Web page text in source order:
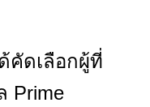
คัดเลือกผู้ที่
Prime